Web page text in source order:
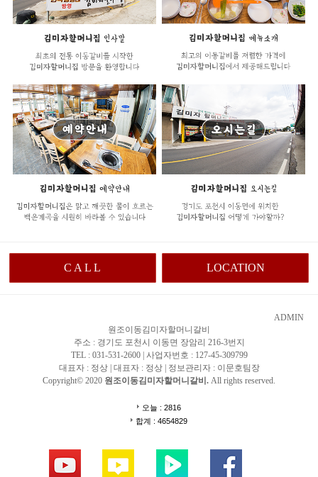
C A L L LOCATION
ADMIN
원조이동김미자할머니갈비
주소 : 경기도 포천시 이동면 장암리 216-3번지
TEL : 031-531-2600 | 사업자번호 : 127-45-309799
대표자 : 정상 | 대표자 : 정상 | 정보관리자 : 이문호팀장
Copyright© 2020 원조이동김미자할머니갈비. All rights reserved.
오늘 : 2816
합계 : 4654829